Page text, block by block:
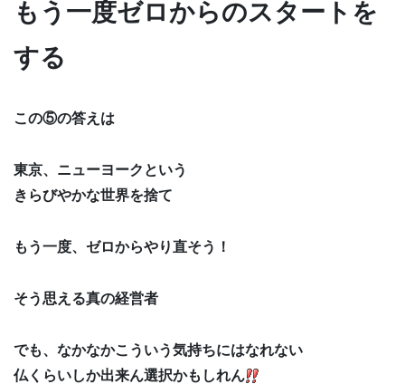
もう一度ゼロからのスタートを
する
この⑤の答えは
東京、ニューヨークという
きらびやかな世界を捨て
もう一度、ゼロからやり直そう！
そう思える真の経営者
でも、なかなかこういう気持ちにはなれない
仏くらいしか出来ん選択かもしれん